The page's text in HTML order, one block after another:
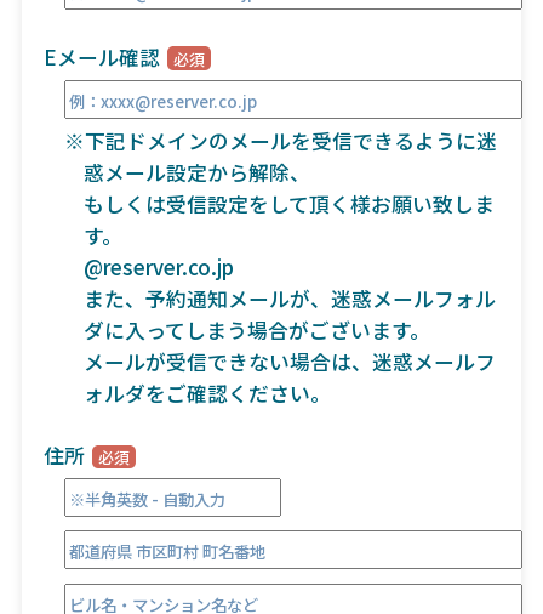
Eメール確認
※下記ドメインのメールを受信できるように迷
惑メール設定から解除、
もしくは受信設定をして頂く様お願い致しま
す。
@reserver.co.jp
また、予約通知メールが、迷惑メールフォル
ダに入ってしまう場合がございます。
メールが受信できない場合は、迷惑メールフ
ォルダをご確認ください。
住所